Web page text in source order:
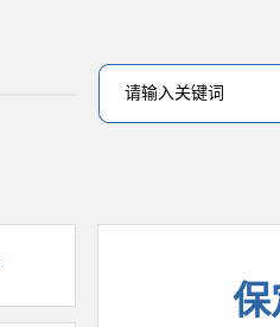
保